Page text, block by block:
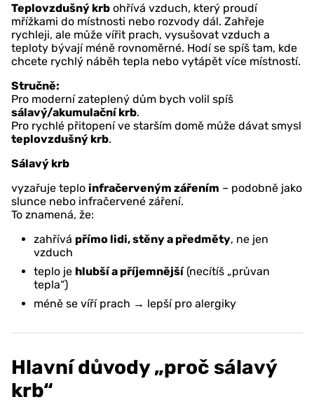
Teplovzdušný krb ohřívá vzduch, který proudí
mřížkami do místnosti nebo rozvody dál. Zahřeje
rychleji, ale může vířit prach, vysušovat vzduch a
teploty bývají méně rovnoměrné. Hodí se spíš tam, kde
chcete rychlý náběh tepla nebo vytápět více místností.
Stručně:
Pro moderní zateplený dům bych volil spíš
sálavý/akumulační krb.
Pro rychlé přitopení ve starším domě může dávat smysl
teplovzdušný krb.
Sálavý krb
vyzařuje teplo infračerveným zářením – podobně jako
slunce nebo infračervené záření.
To znamená, že:
zahřívá přímo lidi, stěny a předměty, ne jen
vzduch
teplo je hlubší a příjemnější(necítíš „průvan
tepla“)
méně se víří prach → lepší pro alergiky
Hlavní důvody „proč sálavý
krb“